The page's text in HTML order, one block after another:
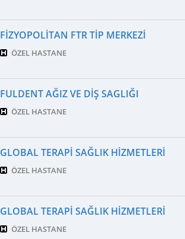
FIZYOPOLITAN FTR TIP MERKEZI
ÖZEL HASTANE
FULDENT AĞIZ VE DIŞ SAGLIĞI
ÖZEL HASTANE
GLOBAL TERAPI SAĞLIK HIZMETLERI
ÖZEL HASTANE
GLOBAL TERAPI SAĞLIK HIZMETLERI
ÖZEL HASTANE